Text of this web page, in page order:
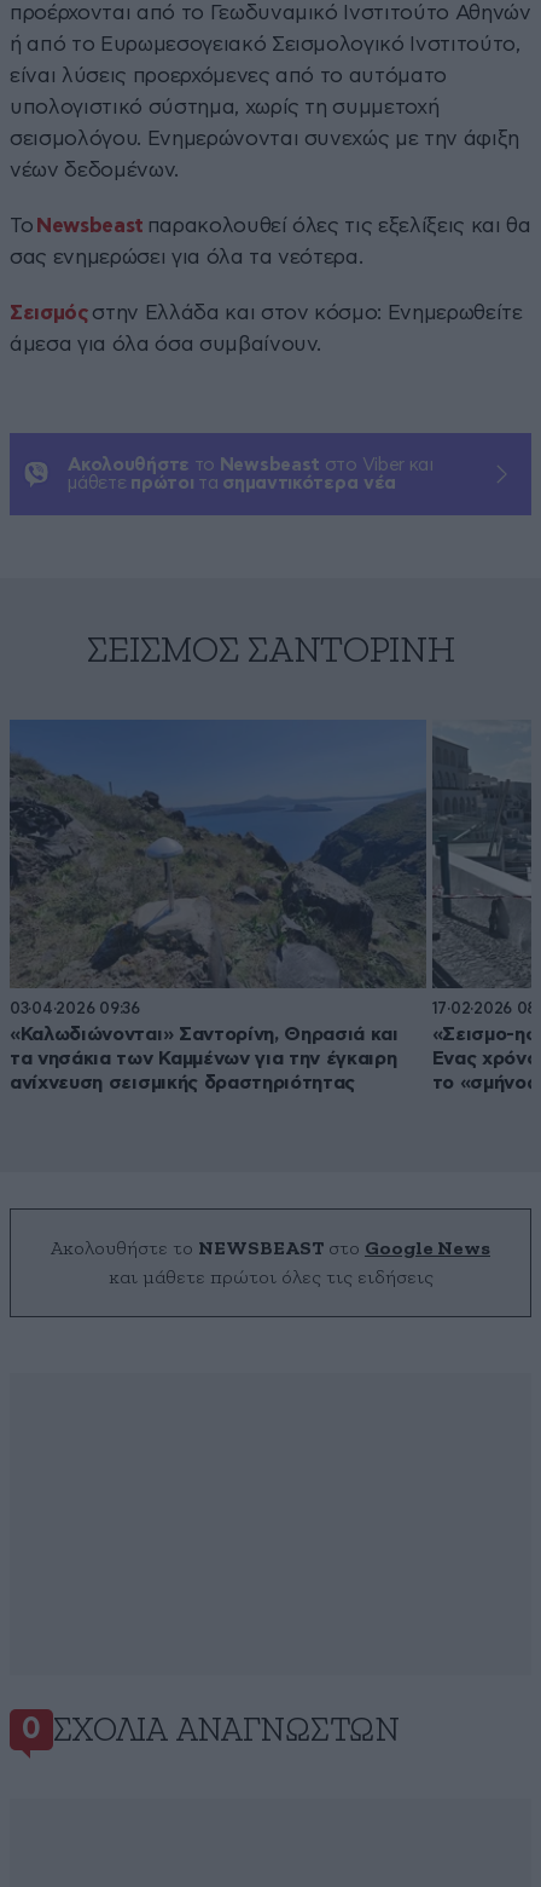
προέρχονται από το Γεωδυναμικό Ινστιτούτο Αθηνών
ή από το Ευρωμεσογειακό Σεισμολογικό Ινστιτούτο,
είναι λύσεις προερχόμενες από το αυτόματο
υπολογιστικό σύστημα, χωρίς τη συμμετοχή
σεισμολόγου. Ενημερώνονται συνεχώς με την άφιξη
νέων δεδομένων.
Το Newsbeast παρακολουθεί όλες τις εξελίξεις και θα
σας ενημερώσει για όλα τα νεότερα.
Σεισμός στην Ελλάδα και στον κόσμο: Ενημερωθείτε
άμεσα για όλα όσα συμβαίνουν.
Ακολουθήστε το Newsbeast στο Viber και
μάθετε πρώτοι τα σημαντικότερα νέα
ΣΕΙΣΜΌΣ ΣΑΝΤΟΡΊΝΗ
03·04·2026 09:36
«Καλωδιώνονται» Σαντορίνη, Θηρασιά και
τα νησάκια των Καμμένων για την έγκαιρη
ανίχνευση σεισμικής δραστηριότητας
17·02·2026
«Σεισμο-
Ένας
το «σμήνος
Ακολουθήστε το NEWSBEAST στο Google News
και μάθετε πρώτοι όλες τις ειδήσεις
0 ΣΧΌΛΙΑ ΑΝΑΓΝΩΣΤΏΝ